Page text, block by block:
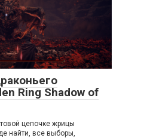
Ring Shadow of
цепочке жрицы
найти, все выборы,